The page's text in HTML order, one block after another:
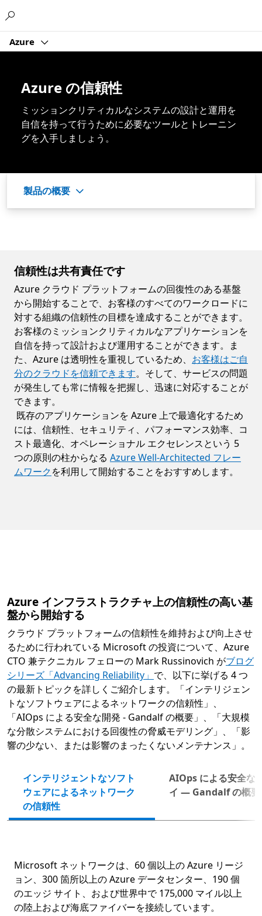
Azure
Azure の信頼性
ミッションクリティカルなシステムの設計と運用を
自信を持って行うために必要なツールとトレーニン
グを入手しましょう。
製品の概要
信頼性は共有責任です
Azure クラウド プラットフォームの回復性のある基盤
から開始することで、お客様のすべてのワークロードに
対する組織の信頼性の目標を達成することができます。
お客様のミッションクリティカルなアプリケーションを
自信を持って設計および運用することができます。ま
た、Azure は透明性を重視しているため、 お客様はご自
分のクラウドを信頼できます。そして、サービスの問題
が発生しても常に情報を把握し、迅速に対応することが
できます。
既存のアプリケーションを Azure 上で最適化するため
には、信頼性、セキュリティ、パフォーマンス効率、コ
スト最適化、オペレーショナル エクセレンスという 5
つの原則の柱からなる Azure Well-Architected フレー
ムワークを利用して開始することをおすすめします。
Azure インフラストラクチャ上の信頼性の高い基
盤から開始する
クラウド プラットフォームの信頼性を維持および向上させ
るために行われている Microsoft の投資について、Azure
CTO 兼テクニカル フェローの Mark Russinovich がブログ
シリーズ「Advancing Reliability」 で、以下に挙げる 4 つ
の最新トピックを詳しくご紹介します。「インテリジェン
トなソフトウェアによるネットワークの信頼性」、
「AIOps による安全な開発 - Gandalf の概要」、「大規模
な分散システムにおける回復性の脅威モデリング」、「影
響の少ない、または影響のまったくないメンテナンス」。
インテリジェントなソフト
ウェアによるネットワーク
の信頼性
AIOps による安全な
イ — Gandalf の概要
次
Microsoft ネットワークは、60 個以上の Azure リージ
ョン、300 箇所以上の Azure データセンター、190 個
のエッジ サイト、および世界中で 175,000 マイル以上
の陸上および海底ファイバーを接続しています。